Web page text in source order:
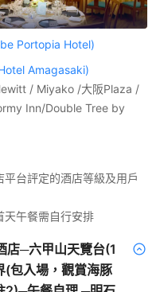
Portopia Hotel)
Amagasaki)
/ Miyako /大阪Plaza /
Inn/Double Tree by
台評定的酒店等級及用戶
午餐需自行安排
─六甲山天覽台(1
(包入場，觀賞海豚